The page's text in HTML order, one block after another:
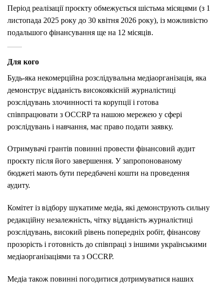
Період реалізації проєкту обмежується шістьма місяцями (з 1
листопада 2025 року до 30 квітня 2026 року), із можливістю
подальшого фінансування ще на 12 місяців.
Для кого
Будь-яка некомерційна розслідувальна медіаорганізація, яка
демонструє відданість високоякісній журналістиці
розслідувань злочинності та корупції і готова
співпрацювати з OCCRP та нашою мережею у сфері
розслідувань і навчання, має право подати заявку.
Отримувачі грантів повинні провести фінансовий аудит
проєкту після його завершення. У запропонованому
бюджеті мають бути передбачені кошти на проведення
аудиту.
Комітет із відбору шукатиме медіа, які демонструють сильну
редакційну незалежність, чітку відданість журналістиці
розслідувань, високий рівень попередніх робіт, фінансову
прозорість і готовність до співпраці з іншими українськими
медіаорганізаціями та з OCCRP.
Медіа також повинні погодитися дотримуватися наших